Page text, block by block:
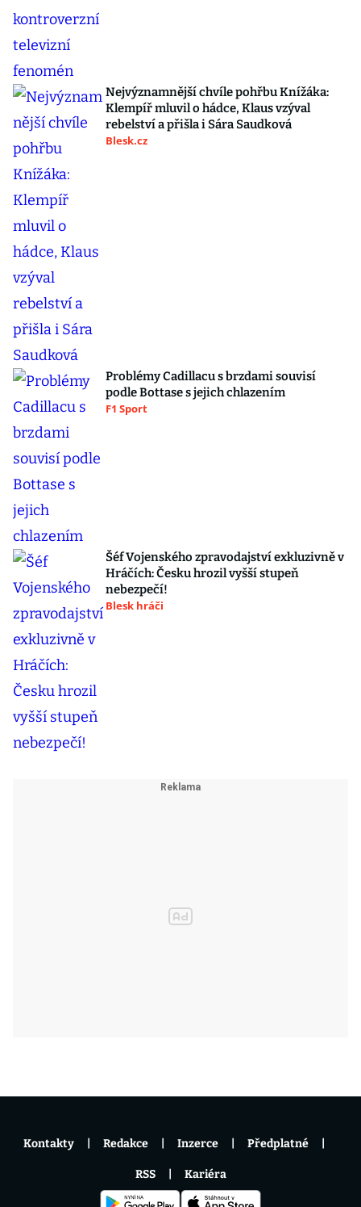
Nejvýznamnější chvíle pohřbu Knížáka:
Klempíř mluvil o hádce, Klaus vzýval
rebelství a přišla i Sára Saudková
Blesk.cz
Problémy Cadillacu s brzdami souvisí
podle Bottase s jejich chlazením
F1 Sport
Šéf Vojenského zpravodajství exkluzivně v
Hráčích: Česku hrozil vyšší stupeň
nebezpečí!
Blesk hráči
Kontakty Redakce Inzerce Předplatné
RSS Kariéra